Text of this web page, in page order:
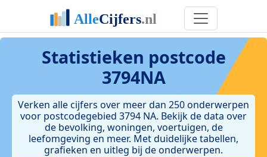
Statistieken postcode
3794NA
Verken alle cijfers over meer dan 250 onderwerpen
voor postcodegebied 3794 NA. Bekijk de data over
de bevolking, woningen, voertuigen, de
leefomgeving en meer. Met duidelijke tabellen,
grafieken en uitleg bij de onderwerpen.